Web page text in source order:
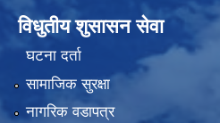
विधुतीय शुसासन सेवा
घटना दर्ता
सामाजिक सुरक्षा
नागरिक वडापत्र